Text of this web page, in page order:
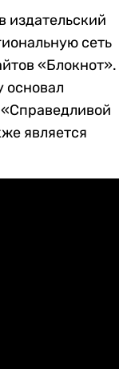
издательский
сеть
«Блокнот».
основал
является